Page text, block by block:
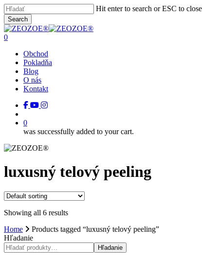
Skip
to
main
content
Hit enter to search or ESC to close
Search
Close
Search
search
0
Obchod
Pokladňa
Blog
O nás
Kontakt
facebook
youtubeinstagram
tiktok
0
was successfully added to your cart.
luxusný telový peeling
Showing all 6 results
Home
Products tagged “luxusný telový peeling”
Hľadanie
Hľadanie